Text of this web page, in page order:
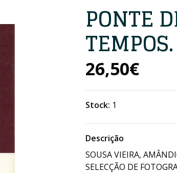
PONTE
26,50€
Stock: 1
Descrição
SOUSA VIEIRA,
SELECÇÃO DE